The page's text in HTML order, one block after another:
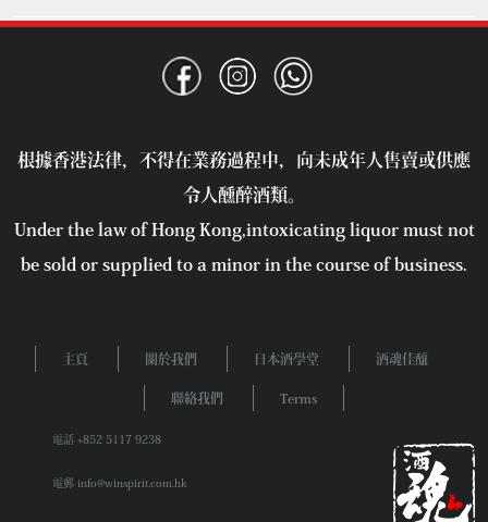
根據香港法律，不得在業務過程中，向未成年人售賣或供應
令人醺醉酒類。
Under the law of Hong Kong,intoxicating liquor must not
be sold or supplied to a minor in the course of business.
主頁 關於我們 日本酒學堂 酒魂佳釀
聯絡我們 Terms
電話 +852 5117 9238
電郵 info@winspirit.com.hk